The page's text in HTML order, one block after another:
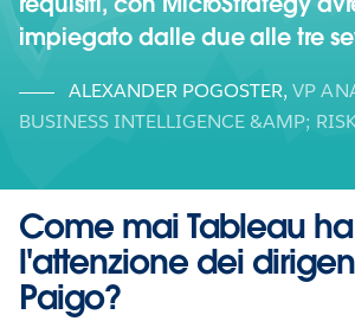
impiegato dalle due alle tre
ALEXANDER POGOSTER, VP
BUSINESS INTELLIGENCE &AMP;
Come mai Tableau
l'attenzione dei
Paigo?